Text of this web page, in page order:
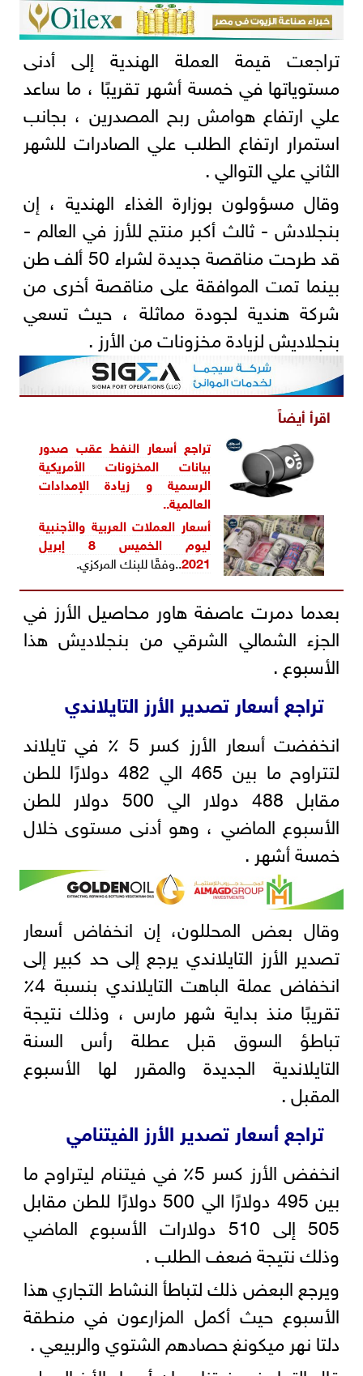
تراجعت قيمة العملة الهندية إلى أدنى
مستوياتها في خمسة أشهر تقريبًا ، ما ساعد
علي ارتفاع هوامش ربح المصدرين ، بجانب
استمرار ارتفاع الطلب علي الصادرات للشهر
الثاني علي التوالي .
وقال مسؤولون بوزارة الغذاء الهندية ، إن
بنجلادش - ثالث أكبر منتج للأرز في العالم -
قد طرحت مناقصة جديدة لشراء 50 ألف طن
بينما تمت الموافقة على مناقصة أخرى من
شركة هندية لجودة مماثلة ، حيث تسعي
بنجلاديش لزيادة مخزونات من الأرز .
اقرأ أيضاً
تراجع أسعار النفط عقب صدور
بيانات المخزونات الأمريكية
الرسمية و زيادة الإمدادات
العالمية..
أسعار العملات العربية والأجنبية
ليوم الخميس 8 إبريل
2021..وفقًا للبنك المركزي.
بعدما دمرت عاصفة هاور محاصيل الأرز في
الجزء الشمالي الشرقي من بنجلاديش هذا
الأسبوع .
تراجع أسعار تصدير الأرز التايلاندي
انخفضت أسعار الأرز كسر 5 ٪ في تايلاند
لتتراوح ما بين 465 الي 482 دولارًا للطن
مقابل 488 دولار الي 500 دولار للطن
الأسبوع الماضي ، وهو أدنى مستوى خلال
خمسة أشهر .
وقال بعض المحللون، إن انخفاض أسعار
تصدير الأرز التايلاندي يرجع إلى حد كبير إلى
انخفاض عملة الباهت التايلاندي بنسبة 4٪
تقريبًا منذ بداية شهر مارس ، وذلك نتيجة
تباطؤ السوق قبل عطلة رأس السنة
التايلاندية الجديدة والمقرر لها الأسبوع
المقبل .
تراجع أسعار تصدير الأرز الفيتنامي
انخفض الأرز كسر 5٪ في فيتنام ليتراوح ما
بين 495 دولارًا الي 500 دولارًا للطن مقابل
505 إلى 510 دولارات الأسبوع الماضي
وذلك نتيجة ضعف الطلب .
ويرجع البعض ذلك لتباطأ النشاط التجاري هذا
الأسبوع حيث أكمل المزارعون في منطقة
دلتا نهر ميكونغ حصادهم الشتوي والربيعي .